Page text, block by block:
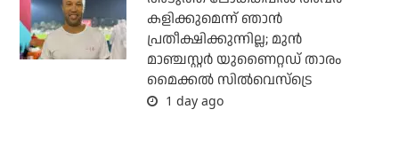
കളിക്കുമെന്ന് ഞാന്‍
പ്രതീക്ഷിക്കുന്നില്ല; മുന്‍
മാഞ്ചസ്റ്റര്‍ യുണൈറ്റഡ് താരം
മൈക്കൽ സില്‍വെസ്‌ട്രെ
1 day ago